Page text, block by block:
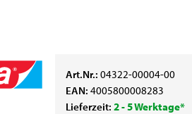
Art.Nr.:04322-00004-00
EAN:4005800008283
Lieferzeit:2 - 5 Werktage*